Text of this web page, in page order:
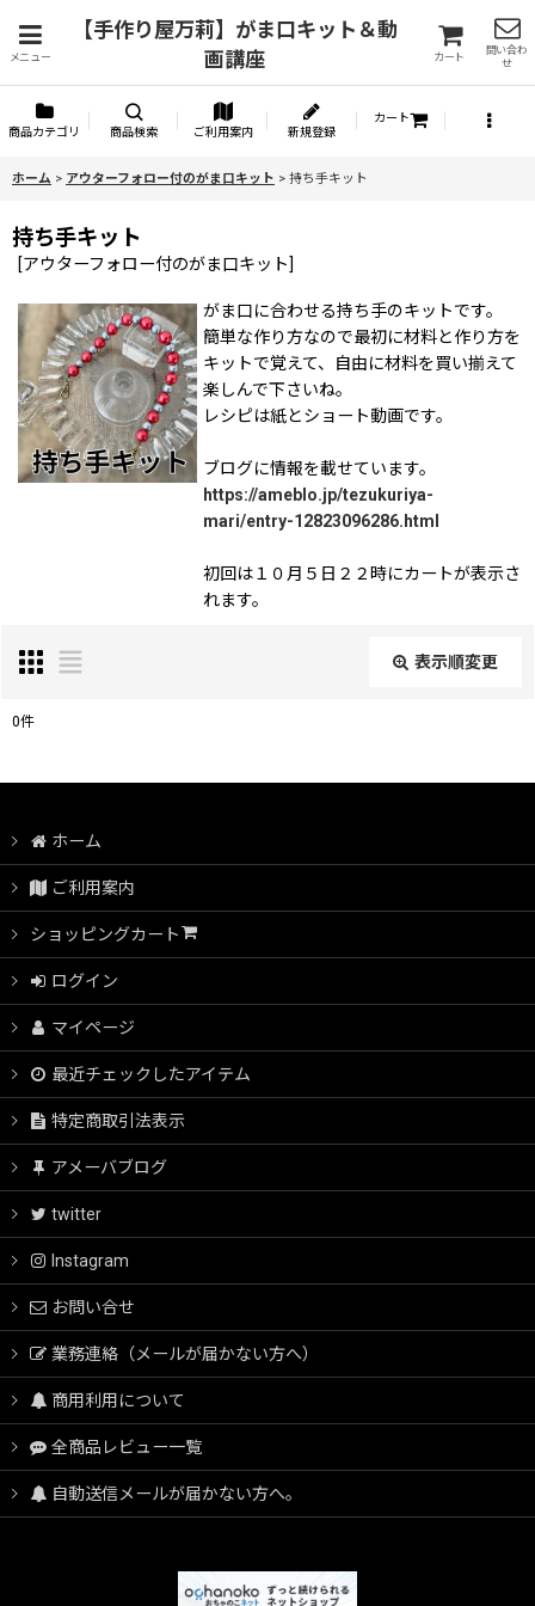
メニュー
【手作り屋万莉】がま口キット＆動
画講座
カート
問い合わ
せ
商品カテゴリ 商品検索 ご利用案内 新規登録
カート
ホーム > アウターフォロー付のがま口キット > 持ち手キット
持ち手キット
[アウターフォロー付のがま口キット]
がま口に合わせる持ち手のキットです。
簡単な作り方なので最初に材料と作り方を
キットで覚えて、自由に材料を買い揃えて
楽しんで下さいね。
レシピは紙とショート動画です。
ブログに情報を載せています。
https://ameblo.jp/tezukuriya-
mari/entry-12823096286.html
初回は１０月５日２２時にカートが表示さ
れます。
表示順変更
並び順
絞り込む
0件
ホーム
ご利用案内
ショッピングカート
ログイン
マイページ
最近チェックしたアイテム
特定商取引法表示
アメーバブログ
twitter
Instagram
お問い合せ
業務連絡（メールが届かない方へ）
商用利用について
全商品レビュー一覧
自動送信メールが届かない方へ。